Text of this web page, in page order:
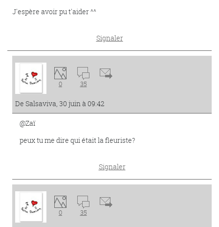
J'espère avoir pu t'aider ^^
Signaler
0 35
De Salsaviva, 30 juin à 09:42
@Zaï
peux tu me dire qui était la fleuriste?
Signaler
0 35